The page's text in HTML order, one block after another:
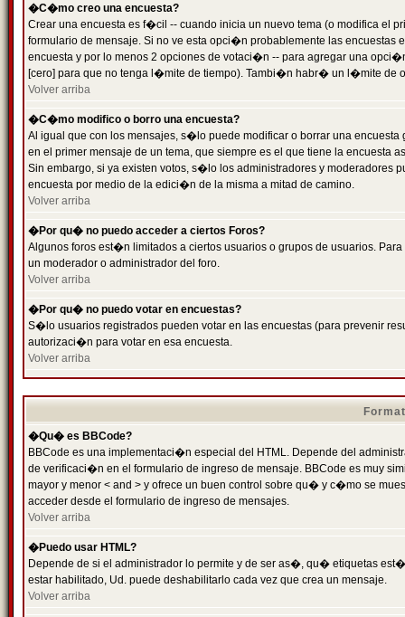
�C�mo creo una encuesta?
Crear una encuesta es f�cil -- cuando inicia un nuevo tema (o modifica el
formulario de mensaje. Si no ve esta opci�n probablemente las
encuesta y por lo menos 2 opciones de votaci�n -- para agregar una
[cero] para que no tenga l�mite de tiempo). Tambi�n habr� un l�mite de
Volver arriba
�C�mo modifico o borro una encuesta?
Al igual que con los mensajes, s�lo puede modificar o borrar una
en el primer mensaje de un tema, que siempre es el que tiene la encuesta
Sin embargo, si ya existen votos, s�lo los administradores y moderadores
encuesta por medio de la edici�n de la misma a mitad de camino.
Volver arriba
�Por qu� no puedo acceder a ciertos Foros?
Algunos foros est�n limitados a ciertos usuarios o grupos de usuarios.
un moderador o administrador del foro.
Volver arriba
�Por qu� no puedo votar en encuestas?
S�lo usuarios registrados pueden votar en las encuestas (para prevenir
autorizaci�n para votar en esa encuesta.
Volver arriba
�Qu� es BBCode?
BBCode es una implementaci�n especial del HTML. Depende del
de verificaci�n en el formulario de ingreso de mensaje. BBCode es muy
mayor y menor < and > y ofrece un buen control sobre qu� y c�mo se
acceder desde el formulario de ingreso de mensajes.
Volver arriba
�Puedo usar HTML?
Depende de si el administrador lo permite y de ser as�, qu� etiquetas
estar habilitado, Ud. puede deshabilitarlo cada vez que crea un mensaje.
Volver arriba